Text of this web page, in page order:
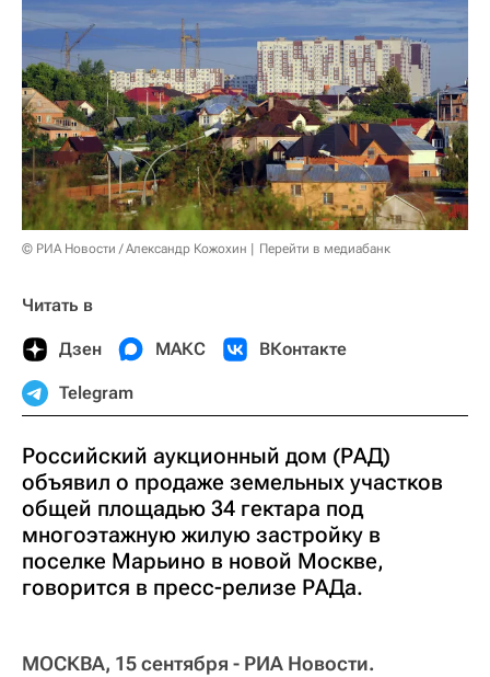
© РИА Новости / Александр Кожохин Перейти в медиабанк
Читать в
Дзен МАКС ВКонтакте
Telegram
Российский аукционный дом (РАД)
объявил о продаже земельных участков
общей площадью 34 гектара под
многоэтажную жилую застройку в
поселке Марьино в новой Москве,
говорится в пресс-релизе РАДа.
МОСКВА, 15 сентября - РИА Новости.